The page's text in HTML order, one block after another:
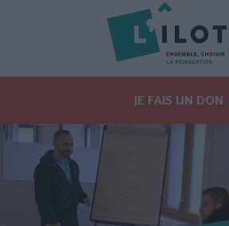
JE FAIS UN DON